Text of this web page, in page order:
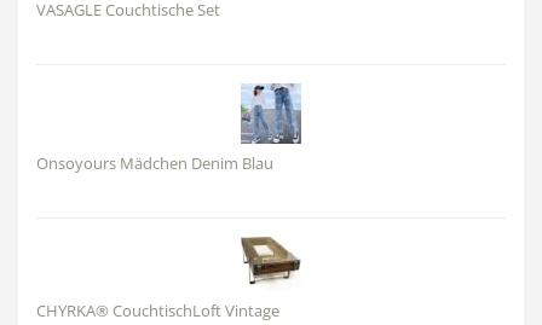
VASAGLE Couchtische Set
Onsoyours Mädchen Denim Blau
CHYRKA® CouchtischLoft Vintage